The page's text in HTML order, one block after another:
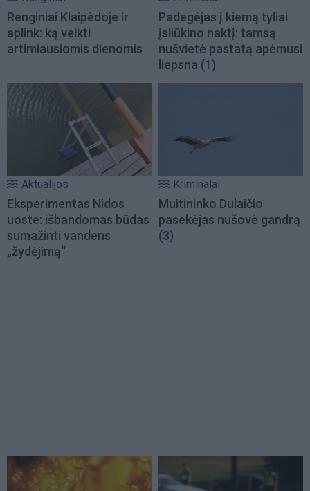
Renginiai Klaipėdoje ir
aplink: ką veikti
artimiausiomis dienomis
Padegėjas į kiemą tyliai
įsliūkino naktį: tamsą
nušvietė pastatą apėmusi
liepsna (1)
Aktualijos
Eksperimentas Nidos
uoste: išbandomas būdas
sumažinti vandens
„žydėjimą“
Kriminalai
Muitininko Dulaičio
pasekėjas nušovė gandrą
(3)